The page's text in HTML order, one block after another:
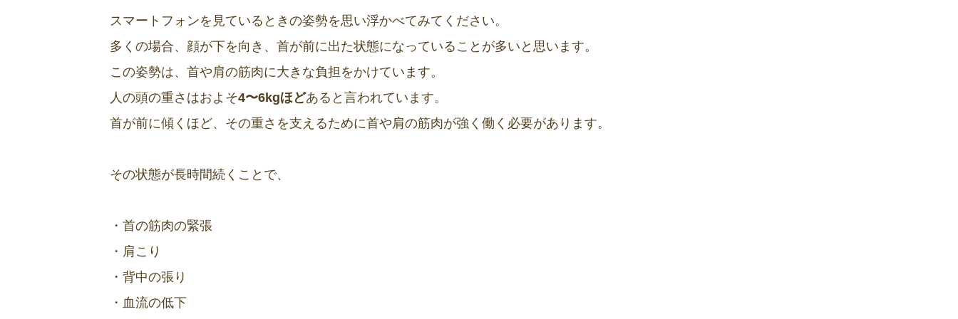
スマートフォンを見ているときの姿勢を思い浮かべてみてください。
多くの場合、顔が下を向き、首が前に出た状態になっていることが多いと思います。
この姿勢は、首や肩の筋肉に大きな負担をかけています。
人の頭の重さはおよそ4〜6kgほどあると言われています。
首が前に傾くほど、その重さを支えるために首や肩の筋肉が強く働く必要があります。
その状態が長時間続くことで、
・首の筋肉の緊張
・肩こり
・背中の張り
・血流の低下